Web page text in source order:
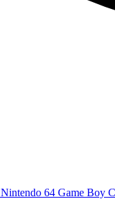
Nintendo 64 Game Boy